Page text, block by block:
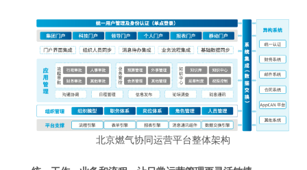
北京燃气协同运营平台整体架构